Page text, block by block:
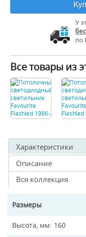
У
по
Все товары из
Характеристики
Описание
Вся коллекция
Размеры
Высота, мм 160